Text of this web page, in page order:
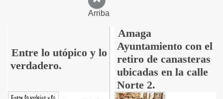
Arriba
Entre lo utópico y lo
verdadero.
Amaga
Ayuntamiento con el
retiro de canasteras
ubicadas en la calle
Norte 2.